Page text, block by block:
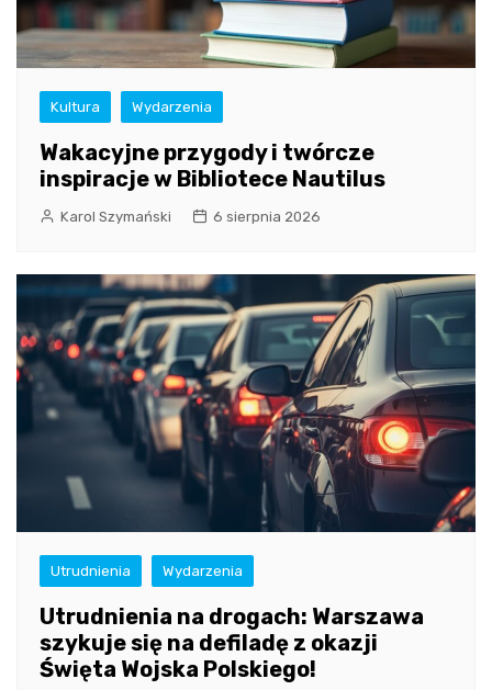
Kultura Wydarzenia
Wakacyjne przygody i twórcze
inspiracje w Bibliotece Nautilus
Karol Szymański 6 sierpnia 2026
Utrudnienia Wydarzenia
Utrudnienia na drogach: Warszawa
szykuje się na defiladę z okazji
Święta Wojska Polskiego!